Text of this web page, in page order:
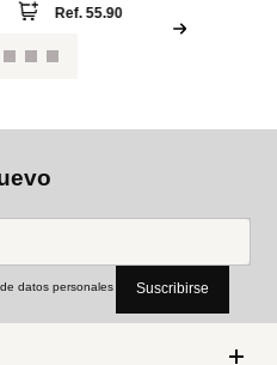
Parfois
Set de zarcillos mixtos con